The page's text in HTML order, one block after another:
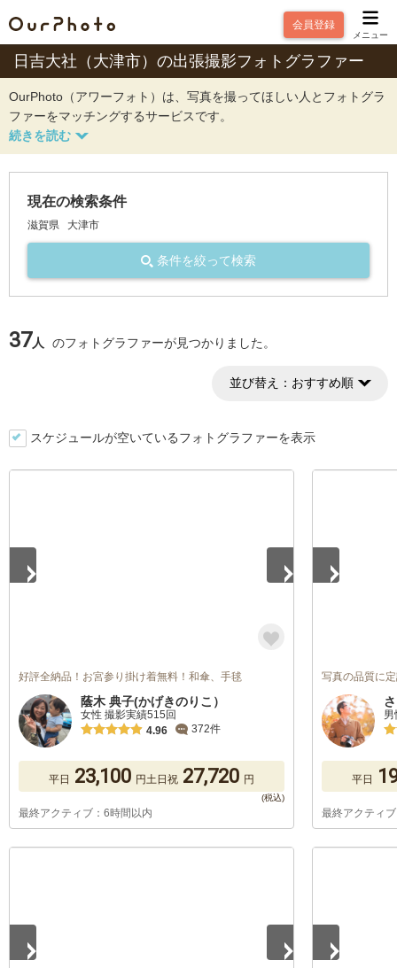
会員登録
メニュー
日吉大社（大津市）の出張撮影フォトグラファー
OurPhoto（アワーフォト）は、写真を撮ってほしい人とフォトグラ
ファーをマッチングするサービスです。
現在の検索条件
滋賀県 大津市
条件を絞って検索
37人 のフォトグラファーが見つかりました。
並び替え： おすすめ順
スケジュールが空いているフォトグラファーを表示
好評全納品！お宮参り掛け着無料！和傘、手毬
蔭木 典子(かげきのりこ）
女性 撮影実績515回
4.96
372件
平日 23,100 円土日祝 27,720 円
最終アクティブ：6時間以内
写真の品質に
平日
最終アクティ